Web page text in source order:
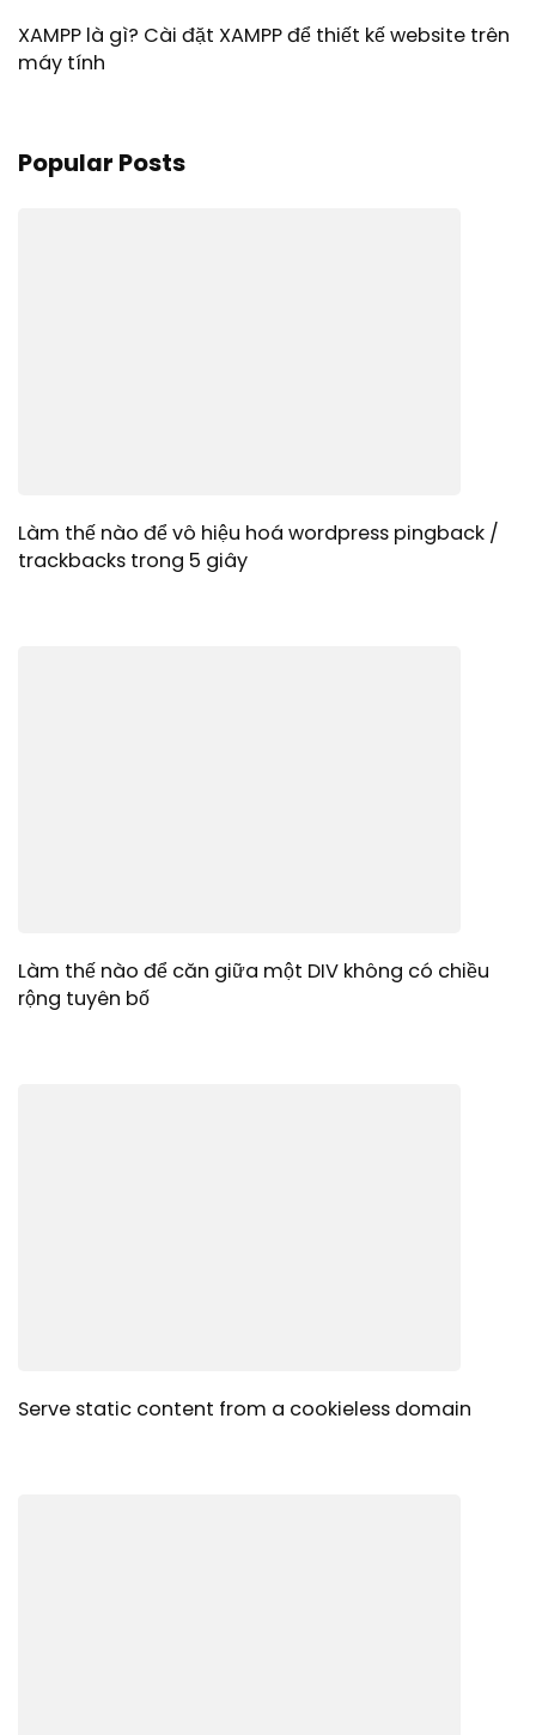
XAMPP là gì? Cài đặt XAMPP để thiết kế website trên
máy tính
Popular Posts
Làm thế nào để vô hiệu hoá wordpress pingback /
trackbacks trong 5 giây
Làm thế nào để căn giữa một DIV không có chiều
rộng tuyên bố
Serve static content from a cookieless domain